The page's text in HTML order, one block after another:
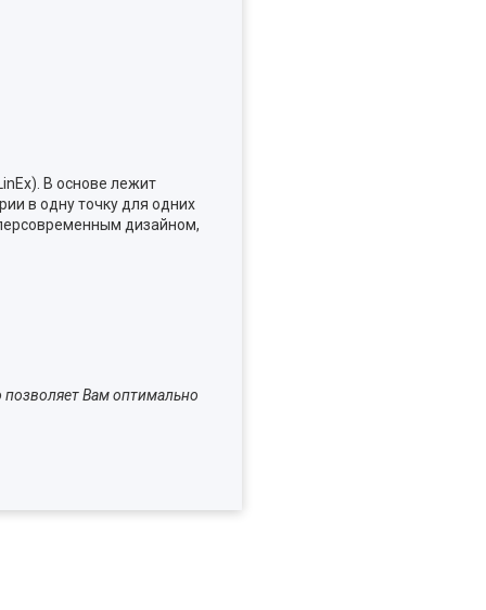
В основе лежит
в одну точку для одних
дизайном,
Вам оптимально